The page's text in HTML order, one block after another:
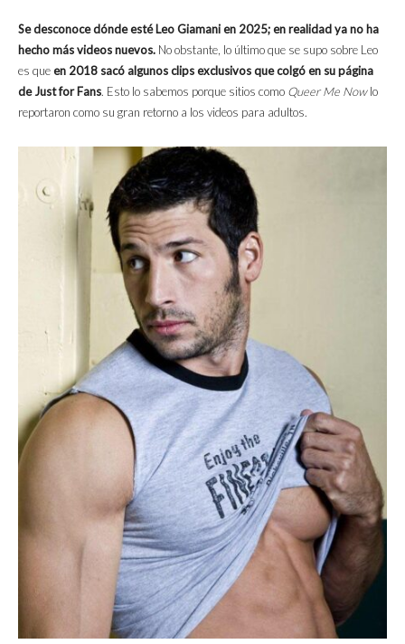
Se desconoce dónde esté Leo Giamani en 2025; en realidad ya no ha
hecho más videos nuevos. No obstante, lo último que se supo sobre Leo
es queen 2018 sacó algunos clips exclusivos que colgó en su página
de Just for Fans. Esto lo sabemos porque sitios como Queer Me Nowlo
reportaron como su gran retorno a los videos para adultos.